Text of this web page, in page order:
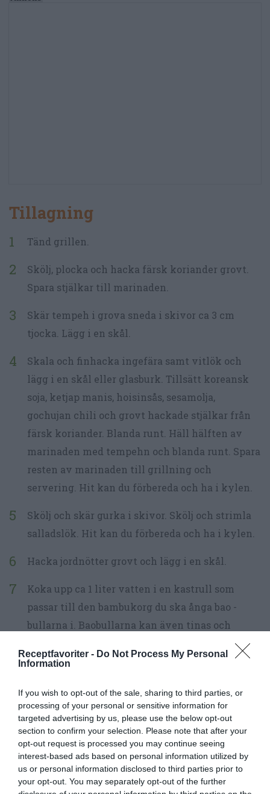
Receptfavoriter - Do Not Process My Personal
Information
If you wish to opt-out of the sale, sharing to third parties, or
processing of your personal or sensitive information for
targeted advertising by us, please use the below opt-out
section to confirm your selection. Please note that after your
opt-out request is processed you may continue seeing
interest-based ads based on personal information utilized by
us or personal information disclosed to third parties prior to
your opt-out. You may separately opt-out of the further
Tillagning
Tänd grillen.
Skölj, plocka och hacka färsk koriander grovt.
Spara stjälkar till marinaden.
Skär tempeh i grova sneda i skivor ca 3 cm
tjocka. Lägg i en skål.
Skala och finhacka ingefära samt vitlök och
lägg i en skål eller glasburk. Tillsätt koreansk
soja, ketjap manis, hoisinsås, sesamolja,
gochujan chili och grovt hackade stjälkar från
färsk koriander. Blanda runt. Häll hälften av
marinaden med tempehn och blanda runt. Spara
resten av marinaden till grillning och
servering. Hit kan du förbereda och ha i kylen.
Skölj och skär gurka i skivor. Skölj och strimla
salladslök. Hit kan du förbereda och ha i kylen.
Hacka jordnötter grovt och lägg i en skål.
Koka upp ca 1 liter vatten i en kastrull som
passar till den bambukorg du ska ånga bao -
bullarna i. Baobullarna kan även tinas och
Grilla tempehn väl 5-10 minuter på varje sida.
Pensla mot slutet med lite marinad. Lägg upp på
ett fat.
SERVERING: Duka upp grönsaker, såser och
tempeh.
Strimla upp tempehn i mumsbitar och skeda